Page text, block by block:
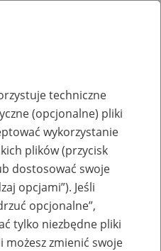
lub
pracy
techniczne
(opcjonalne) pliki
wykorzystanie
plików (przycisk
dostosować swoje
opcjami”). Jeśli
opcjonalne”,
tylko niezbędne pliki
możesz zmienić swoje